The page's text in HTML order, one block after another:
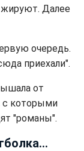
жируют. Далее
очередь.
приехали".
от
с которыми
"романы".